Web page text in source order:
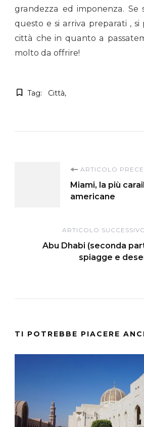
grandezza ed imponenza. Se
questo e si arriva preparati , si
città che in quanto a
molto da offrire!
Tag: Città
Navigazione
articoli
ARTICOLO
Miami, la più
americane
ARTICOLO
Abu Dhabi (seconda
spiagge e
TI POTREBBE PIACERE